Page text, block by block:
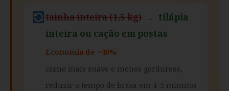
tainha inteira (1,5 kg) → tilápia
inteira ou cação em postas
Economia de ~40%
carne mais suave e menos gordurosa,
reduzir o tempo de brasa em 4-5 minutos